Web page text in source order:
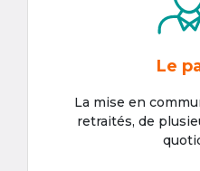
Le
La mise en
retraités, de